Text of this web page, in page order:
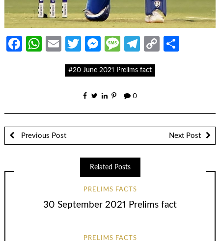
Facebook
WhatsApp
EmailTwitter
Messenger
Message
Telegram
Copy
#20 June 2021 Prelims fact
0
Previous Post Next Post
Related Posts
PRELIMS FACTS
30 September 2021 Prelims fact
PRELIMS FACTS